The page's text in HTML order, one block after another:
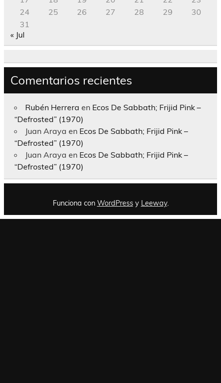
24
25 26 27 28 29
30
31
« Jul
Comentarios recientes
Rubén Herrera en Ecos De Sabbath; Frijid Pink –
“Defrosted” (1970)
Juan Araya en Ecos De Sabbath; Frijid Pink –
“Defrosted” (1970)
Juan Araya en Ecos De Sabbath; Frijid Pink –
“Defrosted” (1970)
Funciona con WordPressy Leeway.